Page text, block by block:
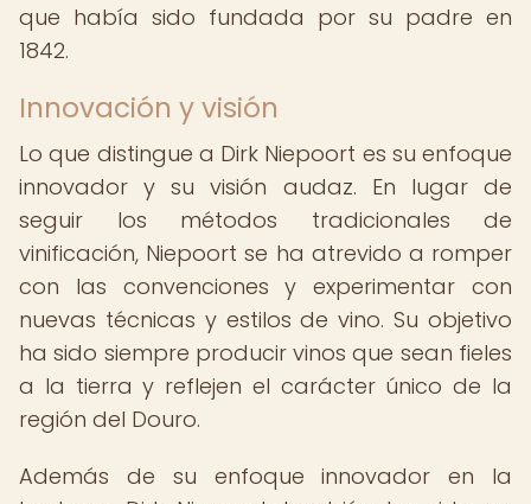
que había sido fundada por su padre en
1842.
Innovación y visión
Lo que distingue a Dirk Niepoort es su enfoque
innovador y su visión audaz. En lugar de
seguir los métodos tradicionales de
vinificación, Niepoort se ha atrevido a romper
con las convenciones y experimentar con
nuevas técnicas y estilos de vino. Su objetivo
ha sido siempre producir vinos que sean fieles
a la tierra y reflejen el carácter único de la
región del Douro.
Además de su enfoque innovador en la